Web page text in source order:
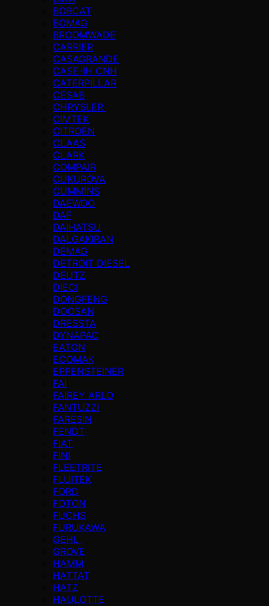
BOBCAT
BOMAG
BROOMWADE
CARRIER
CASAGRANDE
CASE-IH CNH
CATERPILLAR
CESAB
CHRYSLER
CIMTEK
CITROEN
CLAAS
CLARK
COMPAIR
CUKUROVA
CUMMINS
DAEWOO
DAF
DAIHATSU
DALGAKIRAN
DEMAG
DETROIT DIESEL
DEUTZ
DIECI
DONGFENG
DOOSAN
DRESSTA
DYNAPAC
EATON
ECOMAK
EPPENSTEINER
FAI
FAIREY ARLO
FANTUZZI
FARESIN
FENDT
FIAT
FINI
FLEETRITE
FLUITEK
FORD
FOTON
FUCHS
FURUKAWA
GEHL
GROVE
HAMM
HATTAT
HATZ
HAULOTTE